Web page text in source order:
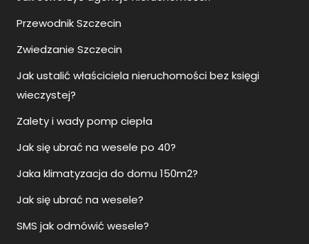
Przewodnik Szczecin
Zwiedzanie Szczecin
Jak ustalić właściciela nieruchomości bez księgi
wieczystej?
Zalety i wady pomp ciepła
Jak się ubrać na wesele po 40?
Jaka klimatyzacja do domu 150m2?
Jak się ubrać na wesele?
SMS jak odmówić wesele?